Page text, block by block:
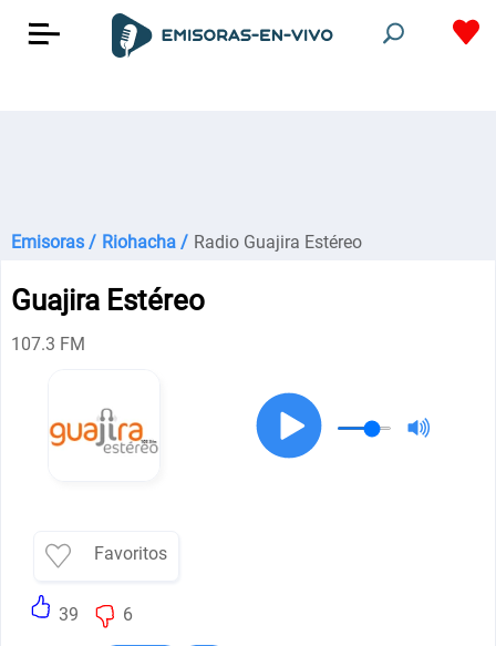
Emisoras / Riohacha / Radio Guajira Estéreo
Guajira Estéreo
107.3 FM
Favoritos
39 6